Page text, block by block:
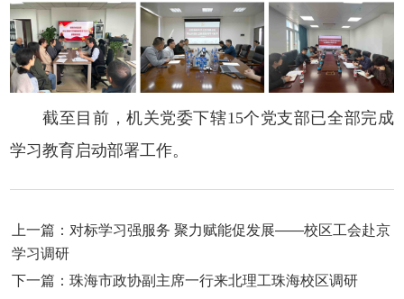
截至目前，机关党委下辖15个党支部已全部完成
学习教育启动部署工作。
上一篇：对标学习强服务 聚力赋能促发展——校区工会赴京
学习调研
下一篇：珠海市政协副主席一行来北理工珠海校区调研